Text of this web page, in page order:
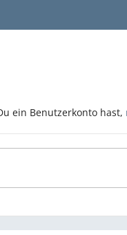
ein Benutzerkonto hast,